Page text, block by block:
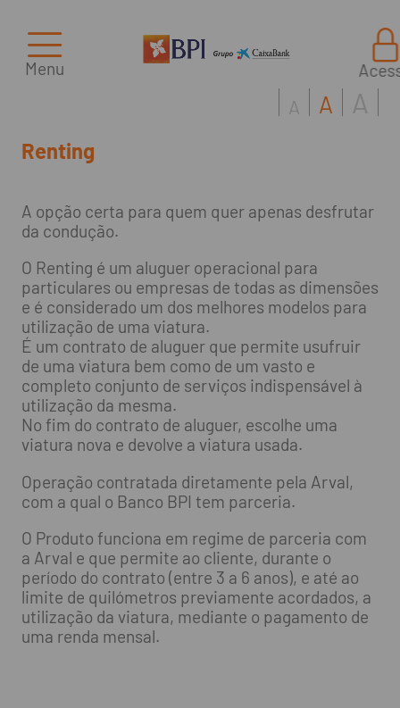
Menu
Renting
A A A
A opção certa para quem quer apenas desfrutar
da condução.
O Renting é um aluguer operacional para
particulares ou empresas de todas as dimensões
e é considerado um dos melhores modelos para
utilização de uma viatura.
É um contrato de aluguer que permite usufruir
de uma viatura bem como de um vasto e
completo conjunto de serviços indispensável à
utilização da mesma.
No fim do contrato de aluguer, escolhe uma
viatura nova e devolve a viatura usada.
Operação contratada diretamente pela Arval,
com a qual o Banco BPI tem parceria.
O Produto funciona em regime de parceria com
a Arval e que permite ao cliente, durante o
período do contrato (entre 3 a 6 anos), e até ao
limite de quilómetros previamente acordados, a
utilização da viatura, mediante o pagamento de
uma renda mensal.